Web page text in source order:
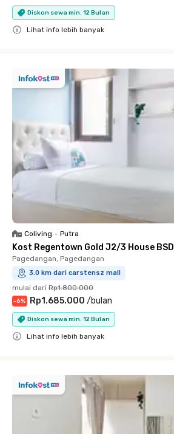
Diskon sewa min. 12 Bulan
Lihat info lebih banyak
Coliving • Putra
Kost Regentown Gold J2/3 House BSD
Pagedangan, Pagedangan
3.0 km dari carstensz mall
mulai dari Rp1.800.000
-6% Rp1.685.000 /bulan
Diskon sewa min. 12 Bulan
Lihat info lebih banyak